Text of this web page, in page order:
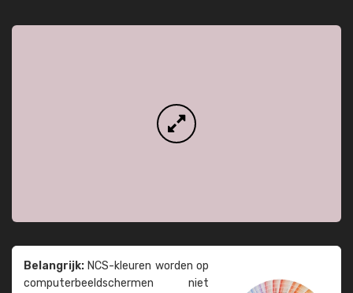
Belangrijk: NCS-kleuren worden op
computer­beeld­schermen niet